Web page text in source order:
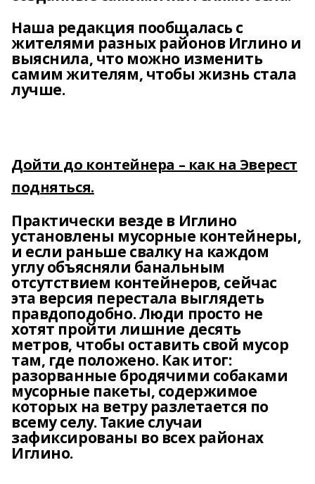
Наша редакция пообщалась с
жителями разных районов Иглино и
выяснила, что можно изменить
самим жителям, чтобы жизнь стала
лучше.
Дойти до контейнера – как на Эверест
подняться.
Практически везде в Иглино
установлены мусорные контейнеры,
и если раньше свалку на каждом
углу объясняли банальным
отсутствием контейнеров, сейчас
эта версия перестала выглядеть
правдоподобно. Люди просто не
хотят пройти лишние десять
метров, чтобы оставить свой мусор
там, где положено. Как итог:
разорванные бродячими собаками
мусорные пакеты, содержимое
которых на ветру разлетается по
всему селу. Такие случаи
зафиксированы во всех районах
Иглино.